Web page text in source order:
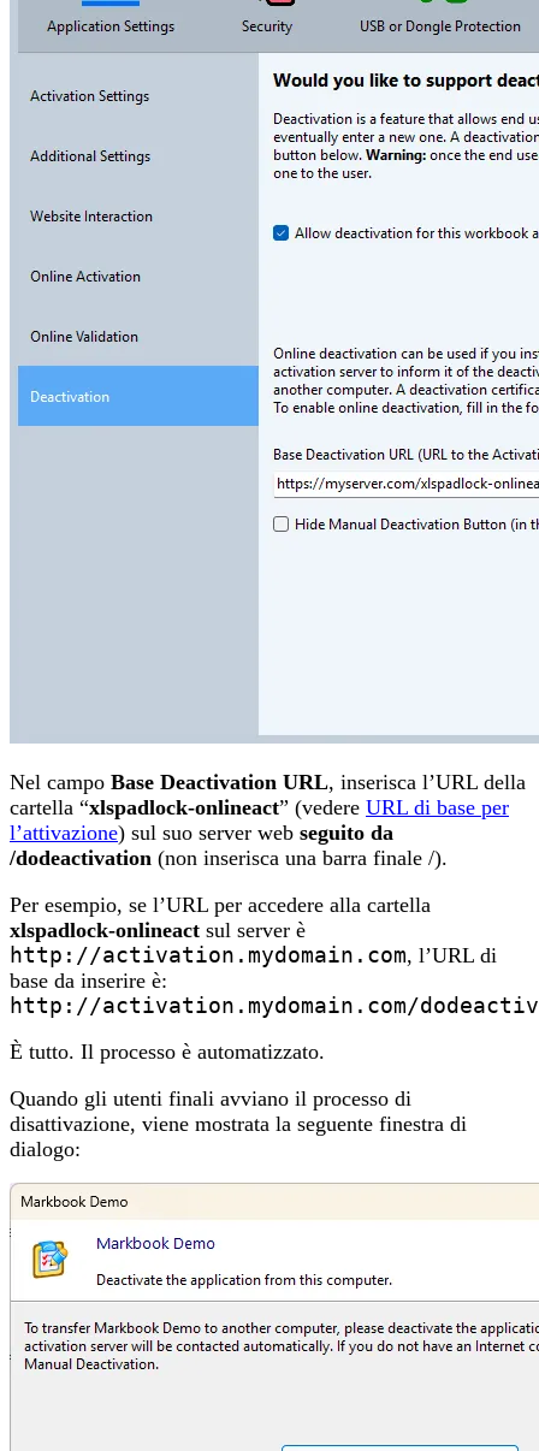
Nel campo Base Deactivation URL, inserisca l’URL della
cartella “xlspadlock-onlineact” (vedere URL di base per
l’attivazione) sul suo server web seguito da
/dodeactivation (non inserisca una barra finale /).
Per esempio, se l’URL per accedere alla cartella
xlspadlock-onlineact sul server è
http://activation.mydomain.com, l’URL di
base da inserire è:
http://activation.mydomain.com/
È tutto. Il processo è automatizzato.
Quando gli utenti finali avviano il processo di
disattivazione, viene mostrata la seguente finestra di
dialogo: